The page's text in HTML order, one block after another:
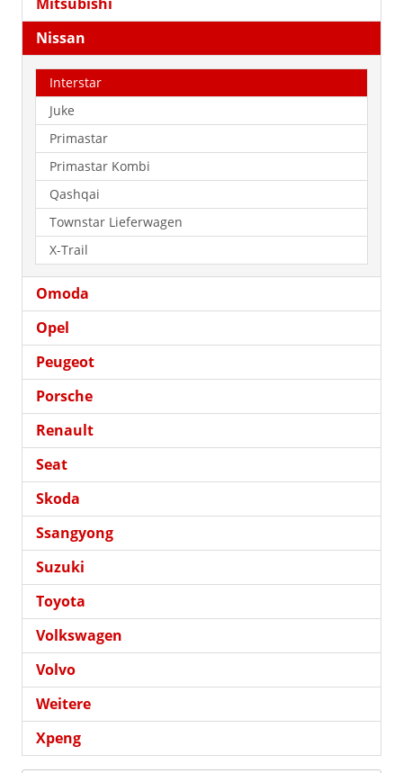
Nissan
Interstar
Juke
Primastar
Primastar Kombi
Qashqai
Townstar Lieferwagen
X-Trail
Omoda
Opel
Peugeot
Porsche
Renault
Seat
Skoda
Ssangyong
Suzuki
Toyota
Volkswagen
Volvo
Weitere
Xpeng